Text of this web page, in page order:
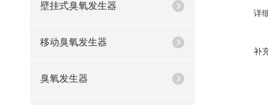
壁挂式臭氧发生器
移动臭氧发生器
臭氧发生器
详
补